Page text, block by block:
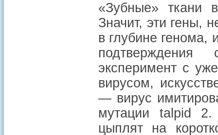
«Зубные» ткани
Значит, эти гены,
в глубине
подтверждения
эксперимент с
вирусом,
— вирус
мутации talpid 2.
цыплят на